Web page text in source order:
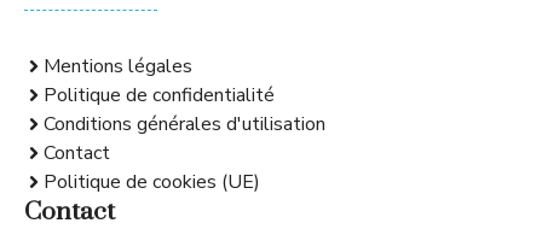
Mentions légales
Politique de confidentialité
Conditions générales d'utilisation
Contact
Politique de cookies (UE)
Contact